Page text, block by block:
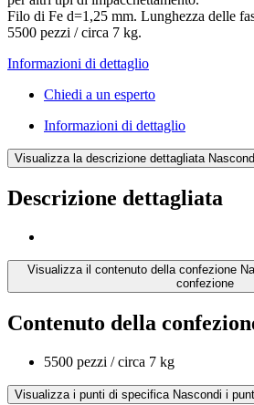
Filo di Fe d=1,25 mm. Lunghezza delle
5500 pezzi / circa 7 kg.
Informazioni di dettaglio
Chiedi a un esperto
Informazioni di dettaglio
Visualizza la descrizione dettagliata
Descrizione dettagliata
Visualizza il contenuto della confezione
confezione
Contenuto della
5500 pezzi / circa 7 kg
Visualizza i punti di specifica Nascondi i